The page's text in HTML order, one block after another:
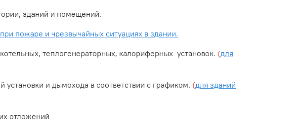
зданий и помещений.
пожаре и чрезвычайных ситуациях в здании.
теплогенераторных, калориферных установок. (для
установки и дымохода в соответствии с графиком. (для зданий
отложений